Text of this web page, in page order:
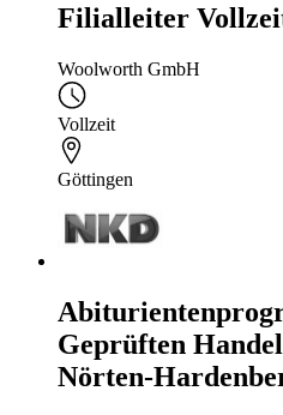
Filialleiter
Woolworth GmbH
Vollzeit
Göttingen
Geprüften
Nörten-